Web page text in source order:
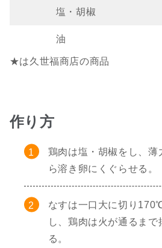
塩・胡椒
油
★は久世福商店の商品
作り方
鶏肉は塩・胡椒をし、薄
ら溶き卵にくぐらせる。
なすは一口大に切り
し、鶏肉は火が通るまで
る。